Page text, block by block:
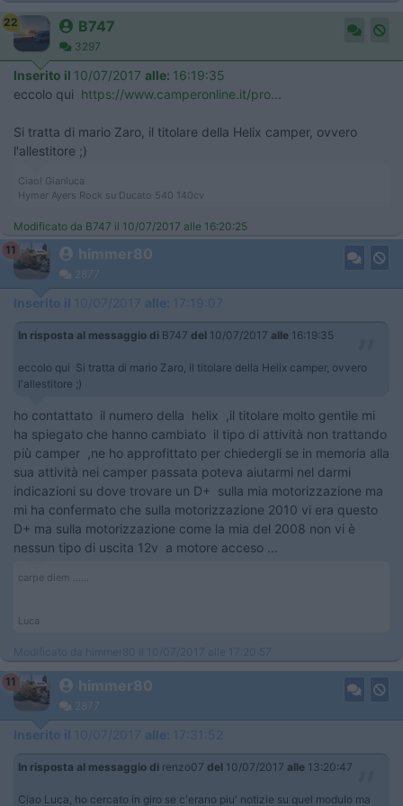
22 B747
3297
Inserito il 10/07/2017 alle: 16:19:35
eccolo qui https://www.camperonline.it/pro...
Si tratta di mario Zaro, il titolare della Helix camper, ovvero
l'allestitore ;)
Ciao! Gianluca
Hymer Ayers Rock su Ducato 540 140cv
Modificato da B747 il 10/07/2017 alle 16:20:25
11
himmer80
2877
Inserito il 10/07/2017 alle: 17:19:07
In risposta al messaggio di B747 del 10/07/2017 alle 16:19:35
eccolo qui Si tratta di mario Zaro, il titolare della Helix camper, ovvero
l'allestitore ;)
ho contattato il numero della helix ,il titolare molto gentile mi
ha spiegato che hanno cambiato il tipo di attività non trattando
più camper ,ne ho approfittato per chiedergli se in memoria alla
sua attività nei camper passata poteva aiutarmi nel darmi
indicazioni su dove trovare un D+ sulla mia motorizzazione ma
mi ha confermato che sulla motorizzazione 2010 vi era questo
D+ ma sulla motorizzazione come la mia del 2008 non vi è
nessun tipo di uscita 12v a motore acceso ...
carpe diem ......
Luca
Modificato da himmer80 il 10/07/2017 alle 17:20:57
11 himmer80
2877
Inserito il 10/07/2017 alle: 17:31:52
In risposta al messaggio di renzo07 del 10/07/2017 alle 13:20:47
Ciao Luca, ho cercato in giro se c'erano piu' notizie su quel modulo ma